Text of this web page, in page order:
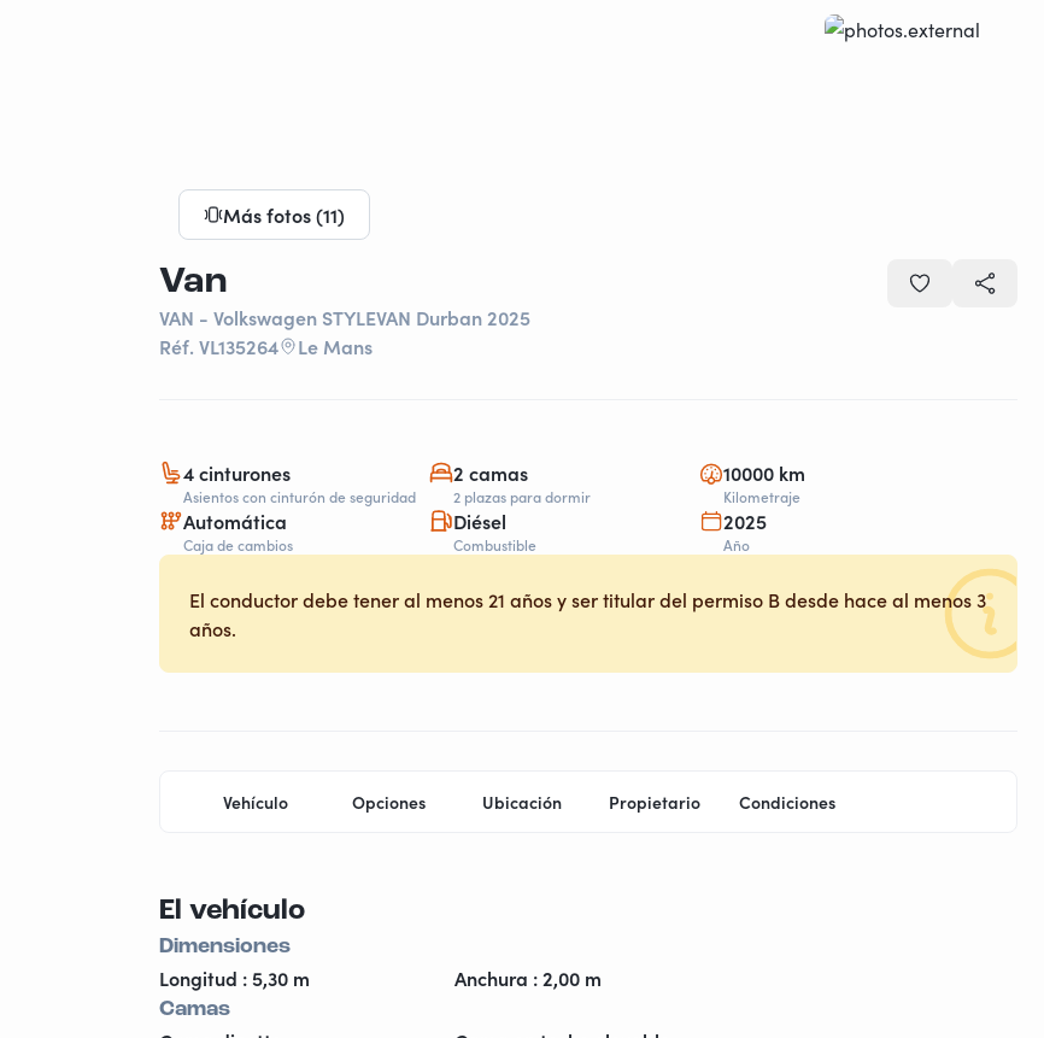
Más fotos (11)
Van
VAN - Volkswagen STYLEVAN Durban 2025
Réf. VL135264
Le Mans
4 cinturones
Asientos con cinturón de seguridad
2 camas
2 plazas para dormir
10000 km
Kilometraje
Automática
Caja de cambios
Diésel
Combustible
2025
Año
El conductor debe tener al menos 21 años y ser titular del permiso B desde hace al menos 3
años.
Vehículo Opciones Ubicación Propietario Condiciones
El vehículo
Dimensiones
Longitud : 5,30 m Anchura : 2,00 m
Camas